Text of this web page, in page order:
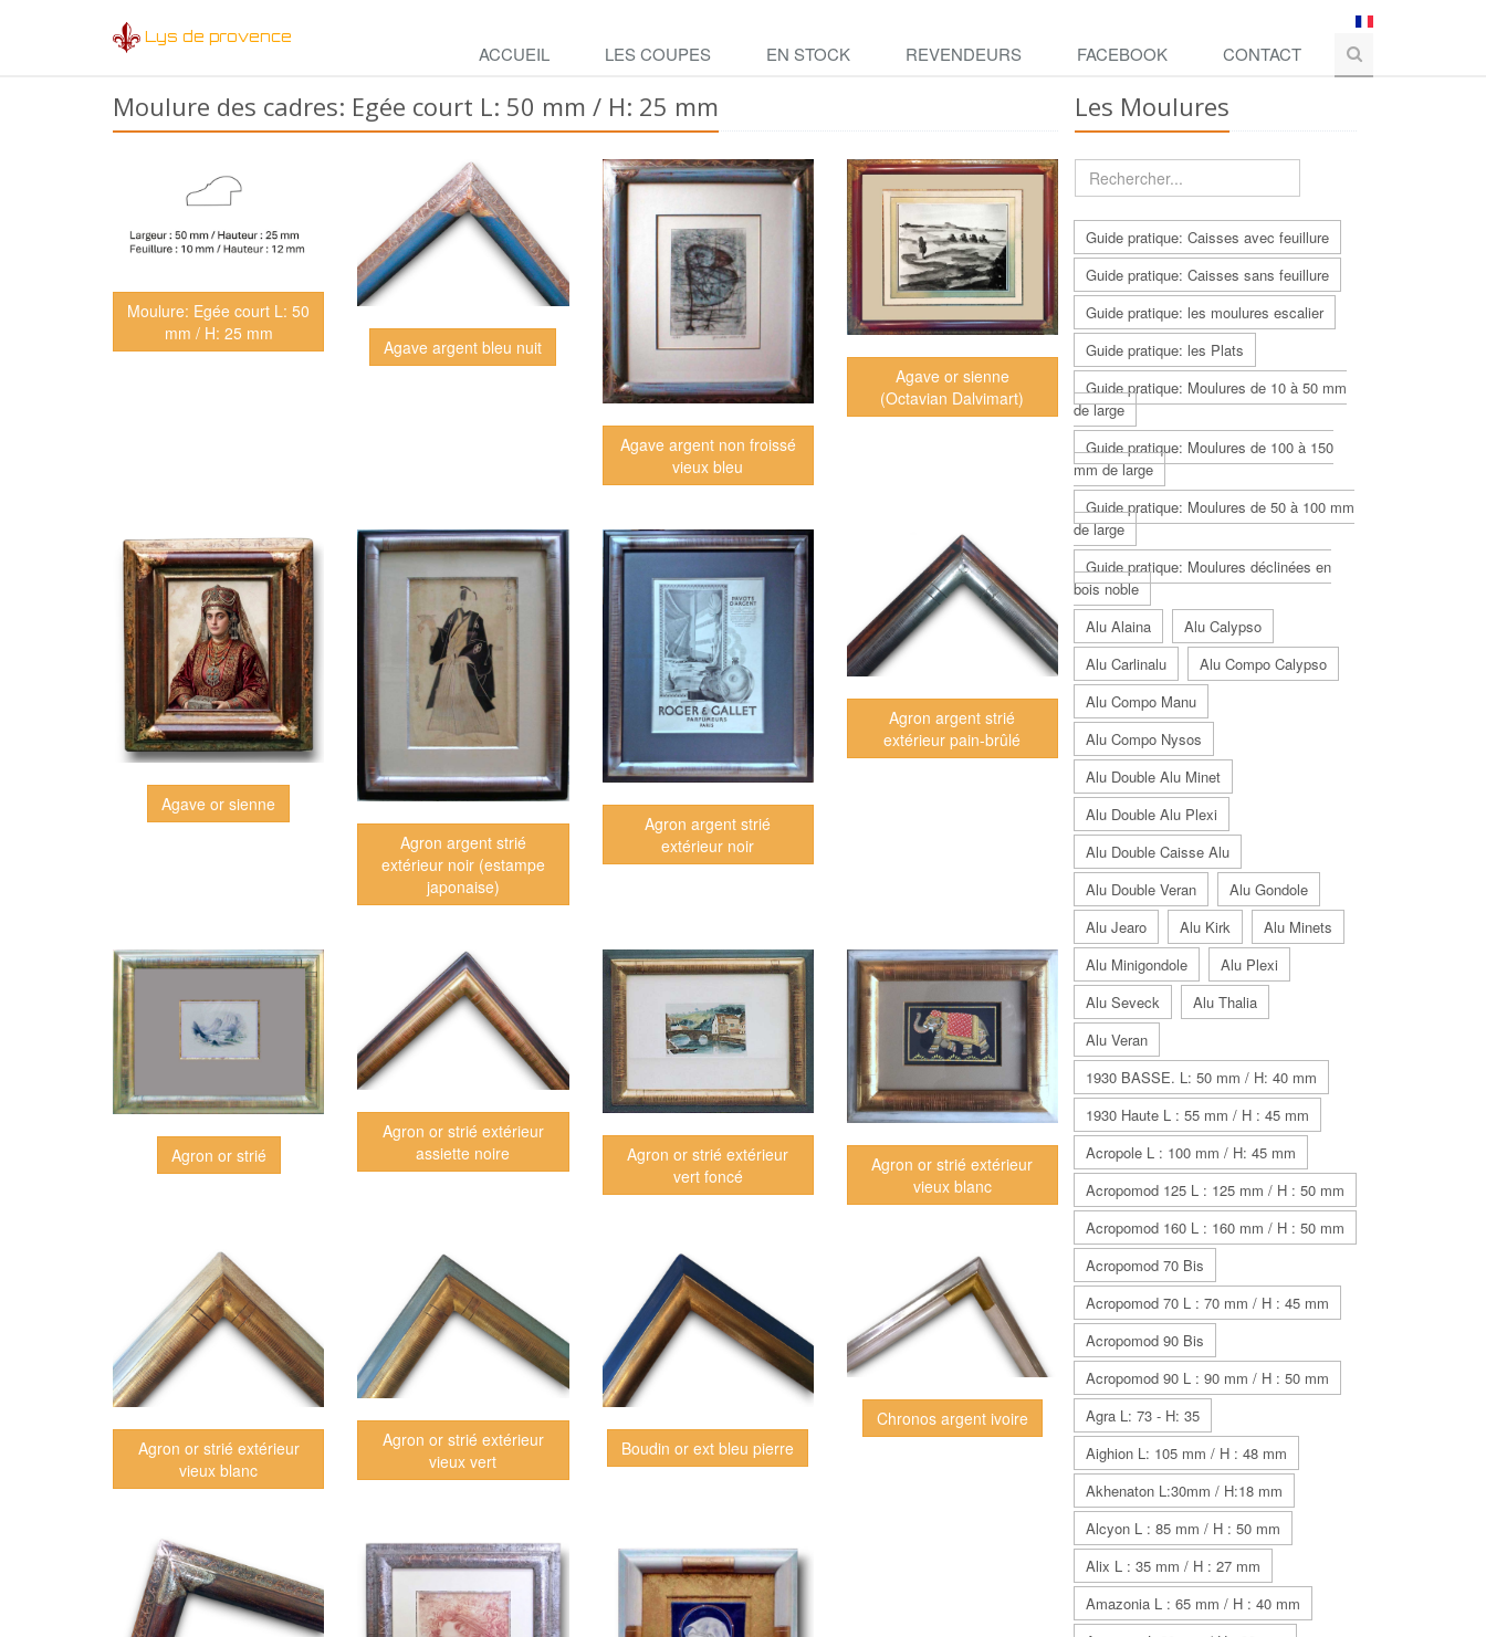
Lys de provence
ACCUEIL LES COUPES EN STOCK REVENDEURS FACEBOOK CONTACT
Moulure des cadres: Egée court L: 50 mm / H: 25 mm
Moulure: Egée court L: 50
mm / H: 25 mm
Agave argent bleu nuit
Agave argent non froissé
vieux bleu
Agave or sienne
(Octavian Dalvimart)
Agave or sienne
Agron argent strié
extérieur noir (estampe
japonaise)
Agron argent strié
extérieur noir
Agron argent strié
extérieur pain-brûlé
Agron or strié
Agron or strié extérieur
assiette noire
Agron or strié extérieur
vert foncé
Agron or strié extérieur
vieux blanc
Agron or strié extérieur
vieux blanc
Agron or strié extérieur
vieux vert
Boudin or ext bleu pierre
Chronos argent ivoire
Les Moulures
Guide pratique: Caisses avec feuillure
Guide pratique: Caisses sans feuillure
Guide pratique: les moulures escalier
Guide pratique: les Plats
Guide pratique: Moulures de 10 à 50 mm
de large
Guide pratique: Moulures de 100 à 150
mm de large
Guide pratique: Moulures de 50 à 100 mm
de large
Guide pratique: Moulures déclinées en
bois noble
Alu Alaina
Alu Calypso
Alu Carlinalu
Alu Compo Calypso
Alu Compo Manu
Alu Compo Nysos
Alu Double Alu Minet
Alu Double Alu Plexi
Alu Double Caisse Alu
Alu Double Veran
Alu Gondole
Alu Jearo
Alu Kirk
Alu Minets
Alu Minigondole
Alu Plexi
Alu Seveck
Alu Thalia
Alu Veran
1930 BASSE. L: 50 mm / H: 40 mm
1930 Haute L : 55 mm / H : 45 mm
Acropole L : 100 mm / H: 45 mm
Acropomod 125 L : 125 mm / H : 50 mm
Acropomod 160 L : 160 mm / H : 50 mm
Acropomod 70 Bis
Acropomod 70 L : 70 mm / H : 45 mm
Acropomod 90 Bis
Acropomod 90 L : 90 mm / H : 50 mm
Agra L: 73 - H: 35
Aighion L: 105 mm / H : 48 mm
Akhenaton L:30mm / H:18 mm
Alcyon L : 85 mm / H : 50 mm
Alix L : 35 mm / H : 27 mm
Amazonia L : 65 mm / H : 40 mm